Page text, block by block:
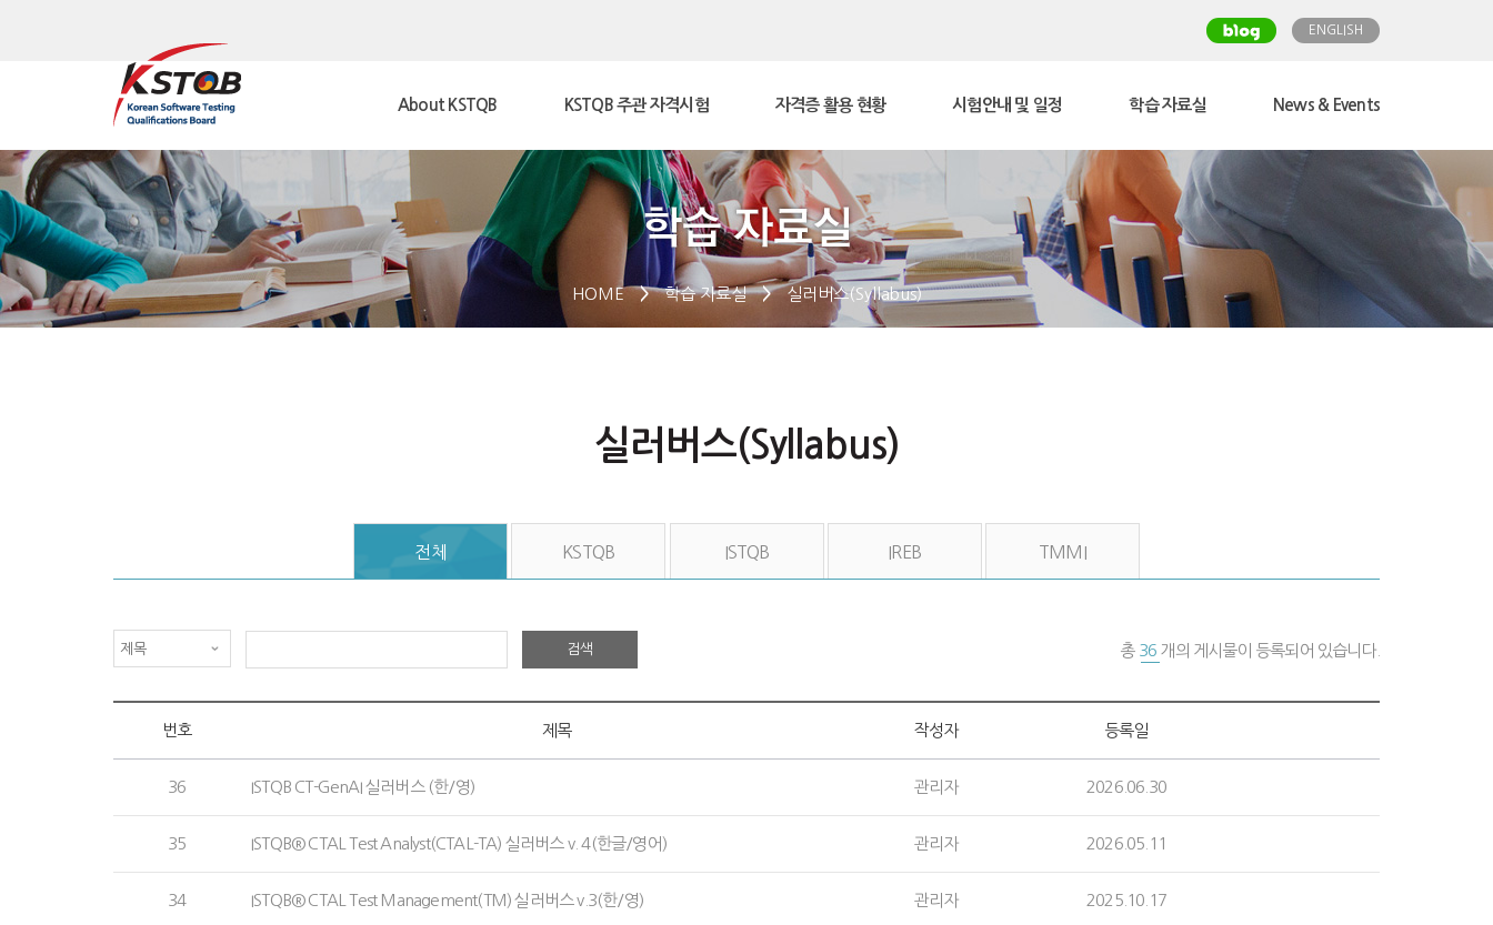
ENGLISH
About KSTQB KSTQB 주관 자격시험 자격증 활용 현황 시험안내 및 일정 학습 자료실 News & Events
HOME > 학습 자료실 > 실러버스(Syllabus)
실러버스(Syllabus)
전체 KSTQB ISTQB IREB TMMI
검색 총 36 개의 게시물이 등록되어 있습니다.
번호 제목 작성자 등록일
36 ISTQB CT-GenAI 실러버스 (한/영) 관리자 2026.06.30
35 ISTQB® CTAL Test Analyst(CTAL-TA) 실러버스 v. 4(한글/영어) 관리자 2026.05.11
34 ISTQB® CTAL Test Management(TM) 실러버스 v.3(한/영) 관리자 2025.10.17